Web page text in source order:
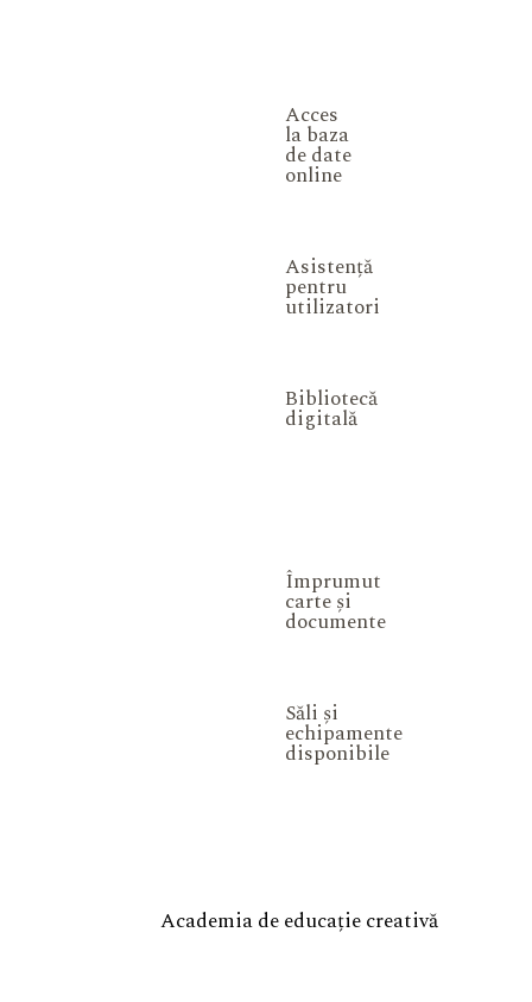
Acces
la baza
de date
online
Asistență
pentru
utilizatori
Bibliotecă
digitală
Împrumut
carte și
documente
Săli și
echipamente
disponibile
Academia de educație creativă